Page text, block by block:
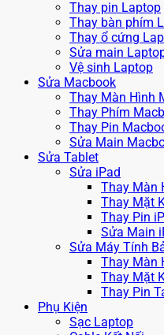
Thay pin Laptop
Thay bàn phím
Thay ổ cứng
Sửa main
Vệ sinh Laptop
Sửa Macbook
Thay Màn Hình
Thay Phím
Thay Pin
Sửa Main
Sửa Tablet
Sửa iPad
Thay Màn
Thay Mặt
Thay Pin
Sửa Main
Sửa Máy Tính
Thay Màn
Thay Mặt
Thay Pin
Phụ Kiện
Sạc Laptop